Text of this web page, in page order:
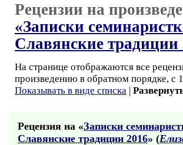
Рецензии на
«Записки
Славянские традиции
На странице отображаются все
произведению в обратном порядке, с
Показывать в виде списка |
Рецензия на «Записки
Славянские традиции 2016» (